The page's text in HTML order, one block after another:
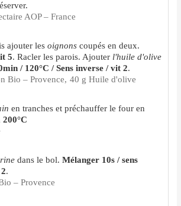
AOP – France
ajouter lesoignonscoupés en deux.
5. Racler les parois. Ajouter l'huile d'olive
/ 120°C / Sens inverse / vit 2.
Bio – Provence, 40 g Huile d'olive
en tranches et préchauffer le four en
dans le bol.Mélanger 10s / sens
.
– Provence